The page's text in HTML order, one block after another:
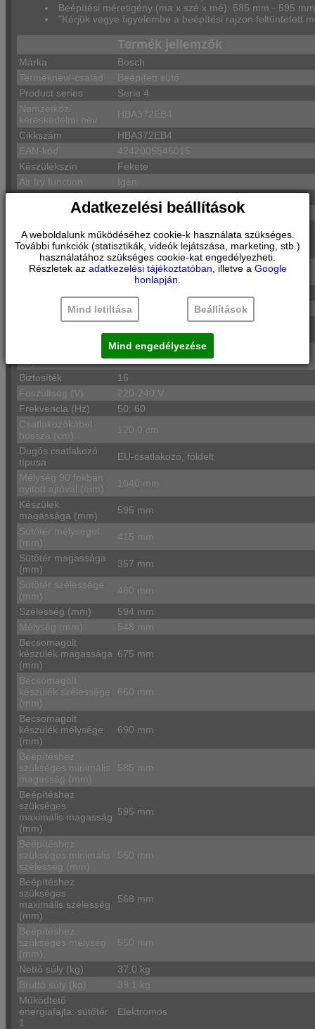
Beépítési méretigény (ma x szé x mé): 585 mm - 595
"Kérjük vegye figyelembe a beépítési rajzon feltüntetett
Termék jellemzők
Márka
Bosch
Terméknév/-család
Beépített sütő
Product series
Serie 4
Nemzetközi
kereskedelmi név
HBA372EB4
Cikkszám
HBA372EB4
EAN-kód
4242005546015
Készülékszín
Fekete
Air fry function
Igen
Kiviteli forma
Beépített
kezelőpanelének
anyaga
Üveg
Beépített főzőfelület- nem
Ajtó anyaga
Üveg
Működtető
(W)
3600 W
Biztosíték
16
Feszültség (V)
220-240 V
Frekvencia (Hz)
50; 60
Csatlakozókábel
hossza (cm)
120.0 cm
Dugós csatlakozó
típusa
EU-csatlakozó, földelt
Mélység 90 fokban
nyitott ajtóval (mm)
1040 mm
Készülék
magassága (mm)
595 mm
Sütőtér mélységel
(mm)
415 mm
Sütőtér magassága
(mm)
357 mm
Sütőtér szélessége
(mm)
480 mm
Szélesség (mm)
594 mm
Mélység (mm)
548 mm
Becsomagolt
készülék magassága
(mm)
675 mm
Becsomagolt
készülék szélessége
(mm)
660 mm
Becsomagolt
készülék mélysége
(mm)
690 mm
Beépítéshez
szükséges minimális
magasság (mm)
585 mm
Beépítéshez
szükséges
maximális magasság
(mm)
595 mm
Beépítéshez
szükséges minimális
szélesség (mm)
560 mm
Beépítéshez
szükséges
maximális szélesség
(mm)
568 mm
Beépítéshez
szükséges mélység
(mm)
550 mm
Nettó súly (kg)
37.0 kg
Bruttó súly (kg)
39.1 kg
Működtető
energiafajta: sütőtér
1
Elektromos
Adatkezelési beállítások
A weboldalunk működéséhez cookie-k használata szükséges.
További funkciók (statisztikák, videók lejátszása, marketing, stb.)
használatához szükséges cookie-kat engedélyezheti.
Részletek az adatkezelési tájékoztatóban, illetve a Google
honlapján.
Mind letiltása Beállítások
Mind engedélyezése